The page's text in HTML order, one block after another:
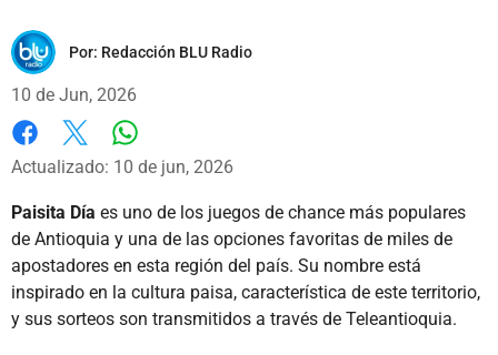
Por: Redacción BLU Radio
10 de Jun, 2026
Facebook
X
Actualizado: 10 de jun, 2026
Paisita Día es uno de los juegos de chance más populares
de Antioquia y una de las opciones favoritas de miles de
apostadores en esta región del país. Su nombre está
inspirado en la cultura paisa, característica de este territorio,
y sus sorteos son transmitidos a través de Teleantioquia.